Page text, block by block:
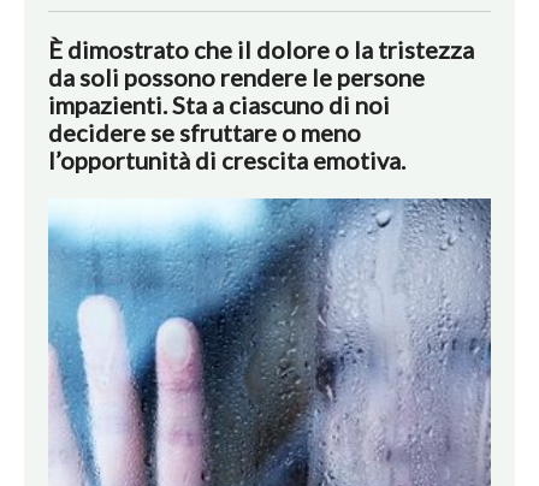
È dimostrato che il dolore o la tristezza
da soli possono rendere le persone
impazienti. Sta a ciascuno di noi
decidere se sfruttare o meno
l’opportunità di crescita emotiva.